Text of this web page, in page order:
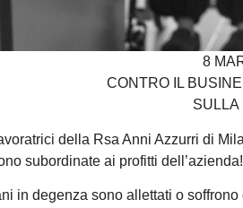
8
CONTRO IL
SULLA
della Rsa Anni Azzurri di
subordinate ai profitti dell’azienda!
in degenza sono allettati o